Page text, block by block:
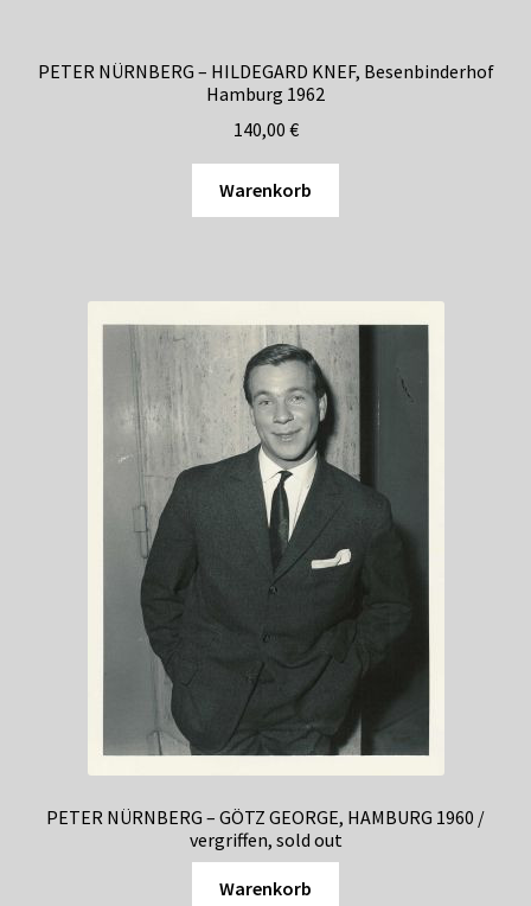
PETER NÜRNBERG – HILDEGARD KNEF, Besenbinderhof
Hamburg 1962
140,00 €
Warenkorb
PETER NÜRNBERG – GÖTZ GEORGE, HAMBURG 1960 /
vergriffen, sold out
Warenkorb